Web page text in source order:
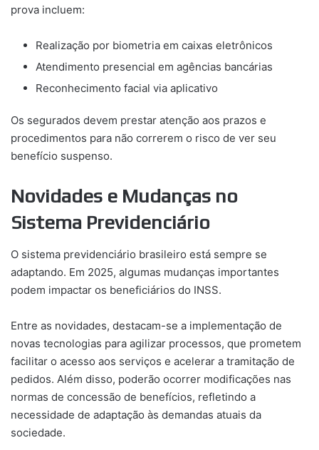
prova incluem:
Realização por biometria em caixas eletrônicos
Atendimento presencial em agências bancárias
Reconhecimento facial via aplicativo
Os segurados devem prestar atenção aos prazos e
procedimentos para não correrem o risco de ver seu
benefício suspenso.
Novidades e Mudanças no
Sistema Previdenciário
O sistema previdenciário brasileiro está sempre se
adaptando. Em 2025, algumas mudanças importantes
podem impactar os beneficiários do INSS.
Entre as novidades, destacam-se a implementação de
novas tecnologias para agilizar processos, que prometem
facilitar o acesso aos serviços e acelerar a tramitação de
pedidos. Além disso, poderão ocorrer modificações nas
normas de concessão de benefícios, refletindo a
necessidade de adaptação às demandas atuais da
sociedade.